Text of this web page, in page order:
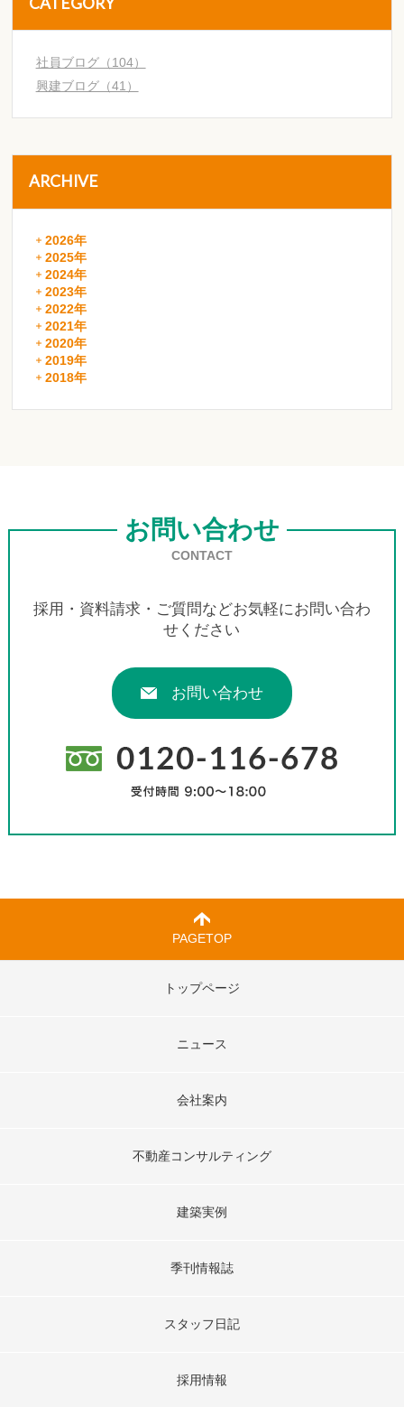
社員ブログ（104）
興建ブログ（41）
ARCHIVE
2026年
2025年
2024年
2023年
2022年
2021年
2020年
2019年
2018年
お問い合わせ
CONTACT
採用・資料請求・ご質問などお気軽にお問い合わ
せください
お問い合わせ
PAGETOP
トップページ
ニュース
会社案内
不動産コンサルティング
建築実例
季刊情報誌
スタッフ日記
採用情報